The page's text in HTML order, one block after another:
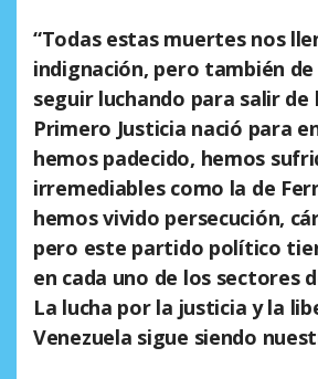
“Todas estas muertes nos
indignación, pero también
seguir luchando para salir de
Primero Justicia nació para
hemos padecido, hemos
irremediables como la de
hemos vivido persecución,
pero este partido político
en cada uno de los sectores
La lucha por la justicia y la
Venezuela sigue siendo